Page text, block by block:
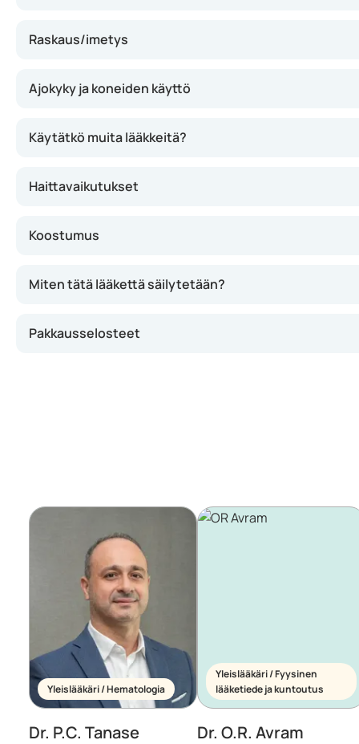
Raskaus/imetys
Ajokyky ja koneiden käyttö
Käytätkö muita lääkkeitä?
Haittavaikutukset
Koostumus
Miten tätä lääkettä säilytetään?
Pakkausselosteet
Yleislääkäri / Hematologia
Dr. P.C. Tanase
Yleislääkäri / Fyysinen
lääketiede ja kuntoutus
Dr. O.R. Avram